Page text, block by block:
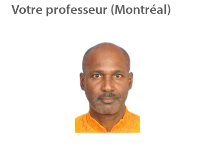
Votre professeur (Montréal)